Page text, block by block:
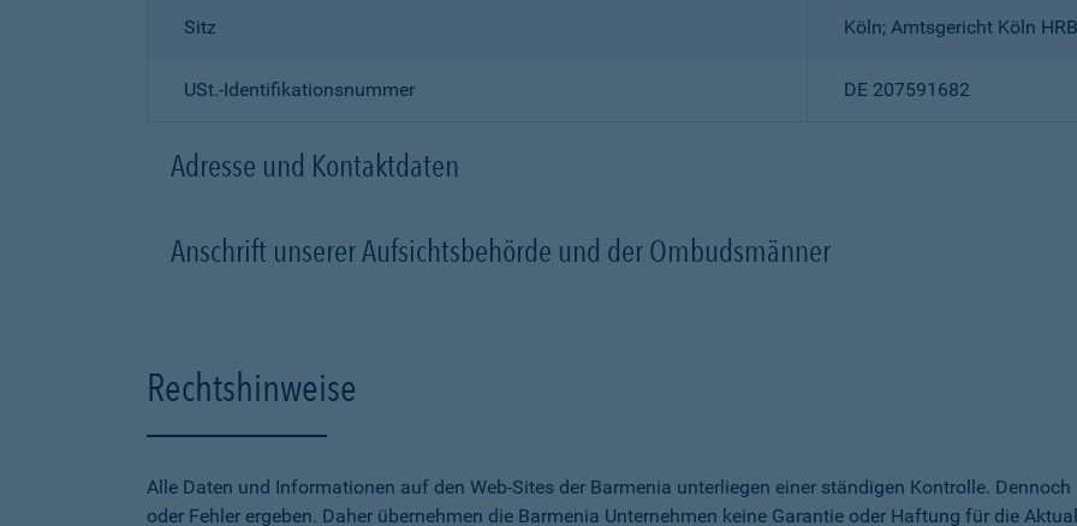
Sitz Köln; Amtsgericht Köln
USt.-Identifikationsnummer DE 207591682
Adresse und Kontaktdaten
Anschrift unserer Aufsichtsbehörde und der Ombudsmänner
Rechtshinweise
Alle Daten und Informationen auf den Web-Sites der Barmenia unterliegen einer ständigen Kontrolle.
oder Fehler ergeben. Daher übernehmen die Barmenia Unternehmen keine Garantie oder Haftung für die